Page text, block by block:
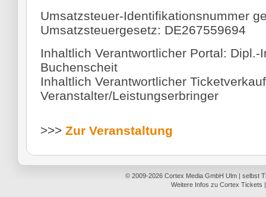
Umsatzsteuer-Identifikationsnummer
Umsatzsteuergesetz: DE267559694
Inhaltlich Verantwortlicher Portal: Dipl.-
Buchenscheit
Inhaltlich Verantwortlicher
Veranstalter/Leistungserbringer
>>> Zur Veranstaltung
© 2009-2026 Cortex Media GmbH Ulm | selbst
Weitere Infos zu Cortex Tickets